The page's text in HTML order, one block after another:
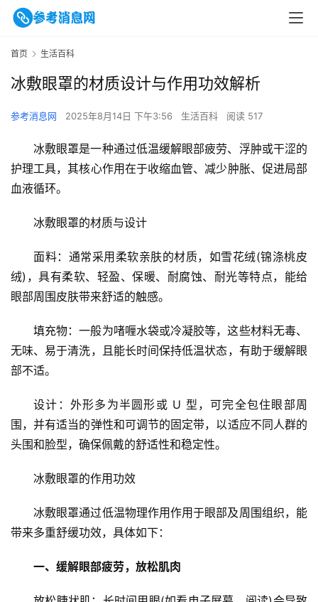
首页 生活百科
冰敷眼罩的材质设计与作用功效解析
参考消息网 2025年8月14日 下午3:56 生活百科 阅读 517
冰敷眼罩是一种通过低温缓解眼部疲劳、浮肿或干涩的
护理工具，其核心作用在于收缩血管、减少肿胀、促进局部
血液循环。
冰敷眼罩的材质与设计
面料：通常采用柔软亲肤的材质，如雪花绒(锦涤桃皮
绒)，具有柔软、轻盈、保暖、耐腐蚀、耐光等特点，能给
眼部周围皮肤带来舒适的触感。
填充物：一般为啫喱水袋或冷凝胶等，这些材料无毒、
无味、易于清洗，且能长时间保持低温状态，有助于缓解眼
部不适。
设计：外形多为半圆形或 U 型，可完全包住眼部周
围，并有适当的弹性和可调节的固定带，以适应不同人群的
头围和脸型，确保佩戴的舒适性和稳定性。
冰敷眼罩的作用功效
冰敷眼罩通过低温物理作用作用于眼部及周围组织，能
带来多重舒缓功效，具体如下：
一、缓解眼部疲劳，放松肌肉